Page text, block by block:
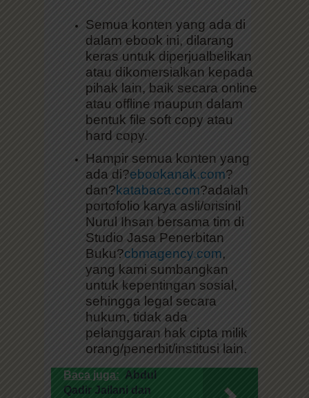
Semua konten yang ada di
dalam ebook ini, dilarang
keras untuk diperjualbelikan
atau dikomersialkan kepada
pihak lain, baik secara online
atau offline maupun dalam
bentuk file soft copy atau
hard copy.
Hampir semua konten yang
ada di?ebookanak.com?
dan?katabaca.com?adalah
portofolio karya asli/orisinil
Nurul Ihsan bersama tim di
Studio Jasa Penerbitan
Buku?cbmagency.com,
yang kami sumbangkan
untuk kepentingan sosial,
sehingga legal secara
hukum, tidak ada
pelanggaran hak cipta milik
orang/penerbit/institusi lain.
Baca juga: Abdul
Qadir Jailani dan